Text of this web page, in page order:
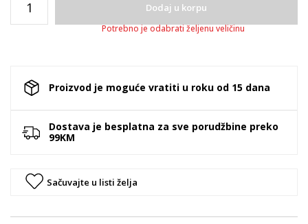
Dodaj u korpu
Potrebno je odabrati željenu veličinu
Proizvod je moguće vratiti u roku od 15 dana
Dostava je besplatna za sve porudžbine preko
99KM
Sačuvajte u listi želja